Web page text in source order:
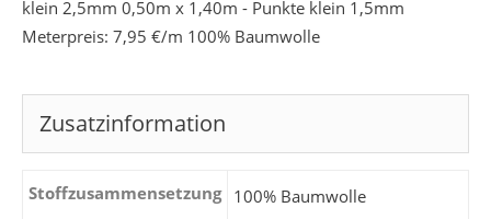
klein 2,5mm 0,50m x 1,40m - Punkte klein 1,5mm
Meterpreis: 7,95 €/m 100% Baumwolle
Zusatzinformation
Stoffzusammensetzung 100% Baumwolle